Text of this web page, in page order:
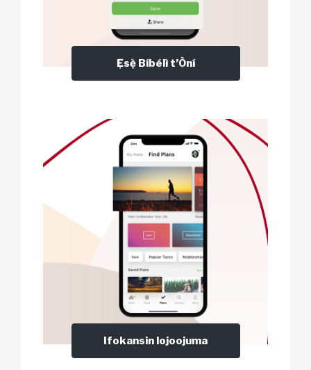
Ẹsẹ̀ Bíbélì t’Òní
Ifokansin lojoojuma